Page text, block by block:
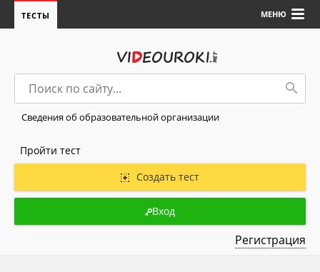
МЕНЮ
ТЕСТЫ
Сведения об образовательной организации
Пройти тест
Создать тест
Вход
Регистрация